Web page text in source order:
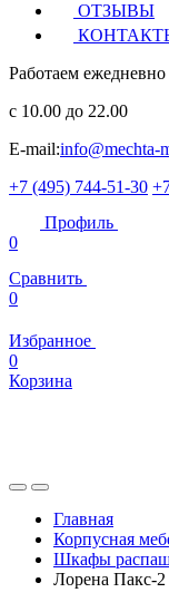
ОТЗЫВЫ
Работаем ежедневно
с 10.00 до 22.00
E-mail:info@mechta-
+7 (495) 744-51-30
Профиль
0
Сравнить
0
Избранное
0
Корзина
Главная
Корпусная
Шкафы
Лорена Пакс-